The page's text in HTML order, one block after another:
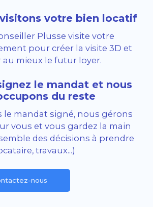
votre bien locatif
Plusse visite votre
pour créer la visite 3D et
au mieux le futur loyer.
le mandat et nous
du reste
le mandat signé, nous gérons
vous et vous gardez la main
des décisions à prendre
travaux...)
nous